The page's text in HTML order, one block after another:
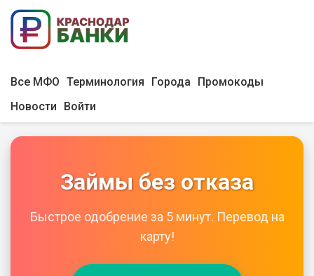
Все МФО Терминология Города
Промокоды
Новости
Войти
Займы без отказа
Быстрое одобрение за 5 минут. Перевод на
карту!